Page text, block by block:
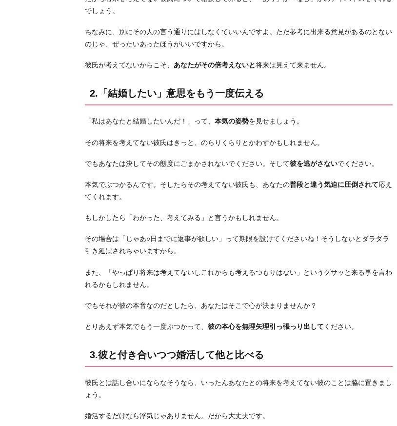
も
一
度
伝
と
き
合
つ
つ
活
し
て
比
る
距
を
置
て
でしょう。
ちなみに、別にその人の言う通りにはしなくていいんですよ。ただ参考に出来る意見があるのとない
のじゃ、ぜったいあったほうがいいですから。
彼氏が考えてないからこそ、 あなたがその倍考えないと将来は見えて来ません。
2.「結婚したい」意思をもう一度伝える
「私はあなたと結婚したいんだ！」って、 本気の姿勢を見せましょう。
その将来を考えてない彼氏はきっと、のらりくらりとかわすかもしれません。
でもあなたは決してその態度にごまかされないでください。そして彼を逃がさないでください。
本気でぶつかるんです。そしたらその考えてない彼氏も、あなたの普段と違う気迫に圧倒されて応え
てくれます。
もしかしたら「わかった、考えてみる」と言うかもしれません。
その場合は「じゃあ○日までに返事が欲しい」って期限を設けてくださいね！そうしないとダラダラ
引き延ばされちゃいますから。
また、「やっぱり将来は考えてないしこれからも考えるつもりはない」というグサッと来る事を言わ
れるかもしれません。
でもそれが彼の本音なのだとしたら、あなたはそこで心が決まりませんか？
とりあえず本気でもう一度ぶつかって、 彼の本心を無理矢理引っ張っり出して ください。
3.彼と付き合いつつ婚活して他と比べる
彼氏とは話し合いにならなそうなら、いったんあなたとの将来を考えてない彼のことは脇に置きまし
ょう。
婚活するだけなら浮気じゃありません。だから大丈夫です。